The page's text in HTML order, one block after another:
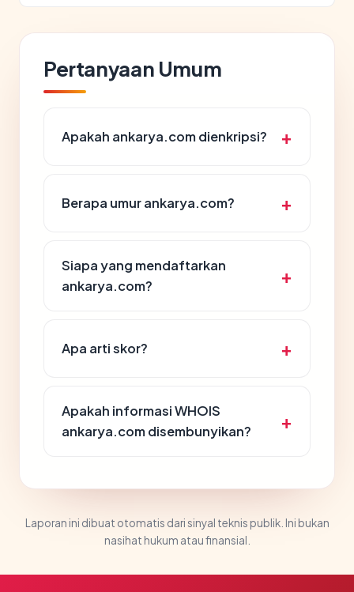
Pertanyaan Umum
Apakah ankarya.com dienkripsi?
Berapa umur ankarya.com?
Siapa yang mendaftarkan
ankarya.com?
Apa arti skor?
Apakah informasi WHOIS
ankarya.com disembunyikan?
Laporan ini dibuat otomatis dari sinyal teknis publik. Ini bukan
nasihat hukum atau finansial.